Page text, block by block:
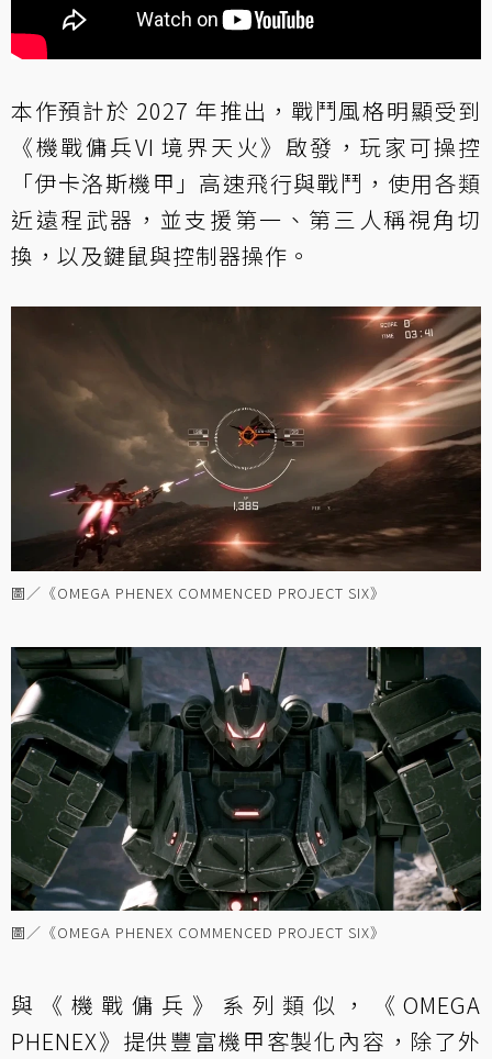
本作預計於 2027 年推出，戰鬥風格明顯受到
《機戰傭兵VI 境界天火》啟發，玩家可操控
「伊卡洛斯機甲」高速飛行與戰鬥，使用各類
近遠程武器，並支援第一、第三人稱視角切
換，以及鍵鼠與控制器操作。
圖／《OMEGA PHENEX COMMENCED PROJECT SIX》
圖／《OMEGA PHENEX COMMENCED PROJECT SIX》
與《機戰傭兵》系列類似，《OMEGA
PHENEX》提供豐富機甲客製化內容，除了外